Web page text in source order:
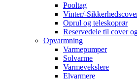
Pooltag
Vinter/-
Oprul og teleskoprør
Reservedele til cover
Opvarmning
Varmepumper
Solvarme
Varmevekslere
Elvarmere